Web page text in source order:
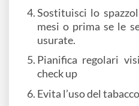
Sostituisci lo
mesi o prima se le
usurate.
Pianifica regolari
check up
Evita l’uso del